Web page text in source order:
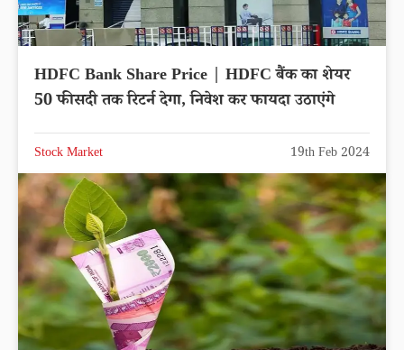
HDFC Bank Share Price | HDFC बैंक का शेयर
50 फीसदी तक रिटर्न देगा, निवेश कर फायदा उठाएंगे
Stock Market 19th Feb 2024